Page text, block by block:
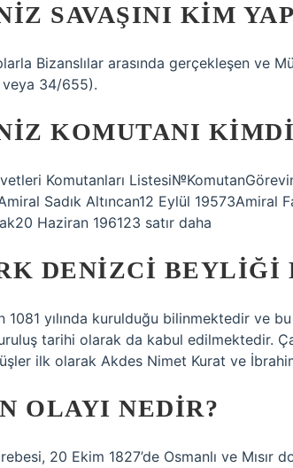
SAVAŞINI KIM
Bizanslılar arasında gerçekleşen ve
veya 34/655).
KOMUTANI
Komutanları
Sadık Altıncan12 Eylül 19573Amiral
Haziran 196123 satır daha
DENIZCI BEYLIĞI
1081 yılında kurulduğu bilinmektedir ve
tarihi olarak da kabul edilmektedir.
ilk olarak Akdes Nimet Kurat ve
OLAYI NEDIR?
20 Ekim 1827’de Osmanlı ve Mısır